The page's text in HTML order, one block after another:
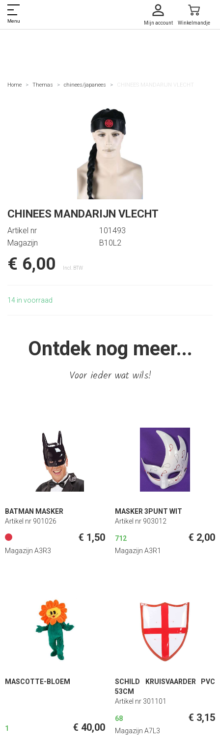
Menu Mijn account Winkelmandje
Home Themas chinees/japanees CHINEES MANDARIJN VLECHT
CHINEES MANDARIJN VLECHT
Artikel nr
101493
Magazijn
B10L2
€ 6,00 Incl. BTW
14 in voorraad
Ontdek nog meer...
Voor ieder wat wils!
BATMAN MASKER
Artikel nr 901026
€ 1,50
Magazijn A3R3
MASKER 3PUNT WIT
Artikel nr 903012
712 € 2,00
Magazijn A3R1
MASCOTTE-BLOEM
1 € 40,00
SCHILD KRUISVAARDER PVC
53CM
Artikel nr 301101
68 € 3,15
Magazijn A7L3